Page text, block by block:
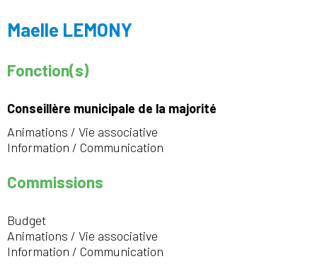
Maelle LEMONY
Fonction(s)
Conseillère municipale de la majorité
Animations / Vie associative
Information / Communication
Commissions
Budget
Animations / Vie associative
Information / Communication